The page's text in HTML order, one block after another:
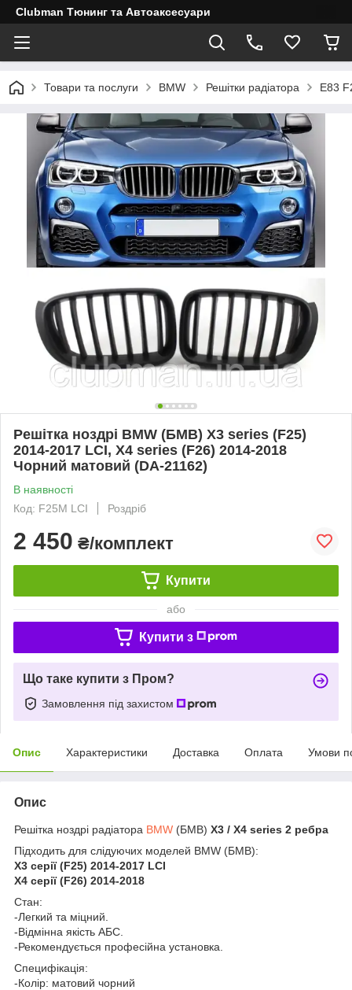
Clubman Тюнинг та Автоаксесуари
Товари та послуги BMW Решітки радіатора E83
Решітка ноздрі BMW (БМВ) X3 series (F25)
2014-2017 LCI, X4 series (F26) 2014-2018
Чорний матовий (DA-21162)
В наявності
Код: F25M LCI
Роздріб
2 450 ₴/комплект
Купити
або
Купити з
Що таке купити з Пром?
Замовлення під захистом
Опис Характеристики Доставка Оплата Умови
Опис
Решітка ноздрі радіатора BMW (БМВ) X3 / X4 series 2 ребра
Підходить для слідуючих моделей BMW (БМВ):
X3 серії (F25) 2014-2017 LCI
X4 серії (F26) 2014-2018
Стан:
-Легкий та міцний.
-Відмінна якість АБС.
-Рекомендується професійна установка.
Специфікація:
-Колір: матовий чорний